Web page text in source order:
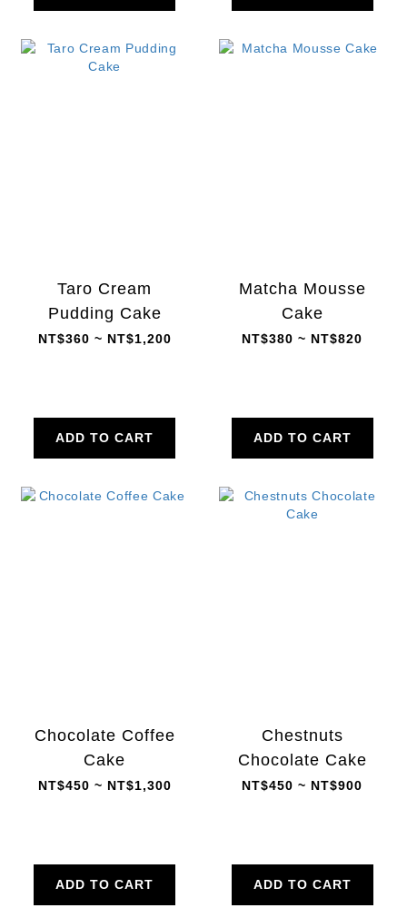
Taro Cream
Pudding Cake
NT$360 ~ NT$1,200
ADD TO CART
Matcha Mousse
Cake
NT$380 ~ NT$820
ADD TO CART
Chocolate Coffee
Cake
NT$450 ~ NT$1,300
ADD TO CART
Chestnuts
Chocolate Cake
NT$450 ~ NT$900
ADD TO CART